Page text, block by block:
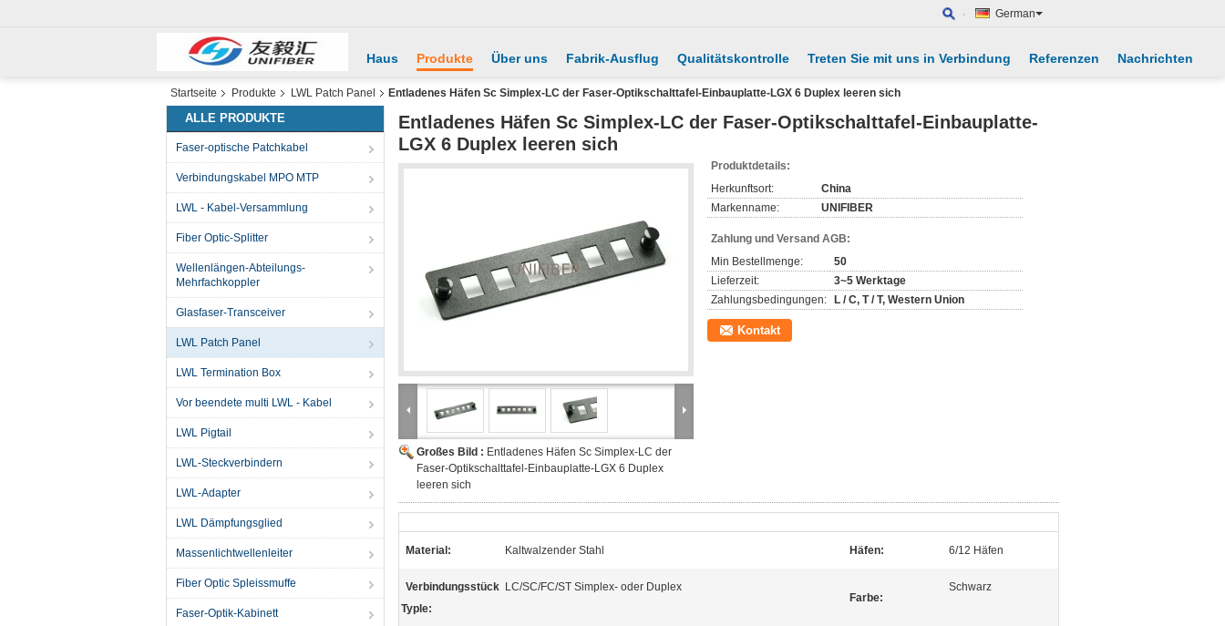
German
Haus Produkte Über uns Fabrik-Ausflug Qualitätskontrolle Treten Sie mit uns in Verbindung Referenzen Nachrichten
Startseite Produkte LWL Patch Panel Entladenes Häfen Sc Simplex-LC der Faser-Optikschalttafel-Einbauplatte-LGX 6 Duplex leeren sich
ALLE PRODUKTE
Faser-optische Patchkabel
Verbindungskabel MPO MTP
LWL - Kabel-Versammlung
Fiber Optic-Splitter
Wellenlängen-Abteilungs-
Mehrfachkoppler
Glasfaser-Transceiver
LWL Patch Panel
LWL Termination Box
Vor beendete multi LWL - Kabel
LWL Pigtail
LWL-Steckverbindern
LWL-Adapter
LWL Dämpfungsglied
Massenlichtwellenleiter
Fiber Optic Spleissmuffe
Faser-Optik-Kabinett
Entladenes Häfen Sc Simplex-LC der Faser-Optikschalttafel-Einbauplatte-
LGX 6 Duplex leeren sich
Großes Bild : Entladenes Häfen Sc Simplex-LC der
Faser-Optikschalttafel-Einbauplatte-LGX 6 Duplex
leeren sich
Produktdetails:
Herkunftsort:
China
Markenname:
UNIFIBER
Zahlung und Versand AGB:
Min Bestellmenge:
50
Lieferzeit:
3~5 Werktage
Zahlungsbedingungen:
L / C, T / T, Western Union
Kontakt
Material: Kaltwalzender Stahl Häfen: 6/12 Häfen
Verbindungsstück
Typle:
LC/SC/FC/ST Simplex- oder Duplex
Farbe:
Schwarz